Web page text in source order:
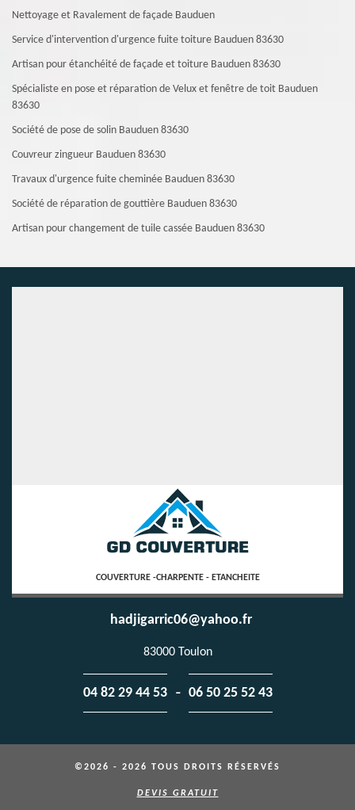
Nettoyage et Ravalement de façade Bauduen
Service d'intervention d'urgence fuite toiture Bauduen 83630
Artisan pour étanchéité de façade et toiture Bauduen 83630
Spécialiste en pose et réparation de Velux et fenêtre de toit Bauduen
83630
Société de pose de solin Bauduen 83630
Couvreur zingueur Bauduen 83630
Travaux d'urgence fuite cheminée Bauduen 83630
Société de réparation de gouttière Bauduen 83630
Artisan pour changement de tuile cassée Bauduen 83630
COUVERTURE -CHARPENTE - ETANCHEITE
hadjigarric06@yahoo.fr
83000 Toulon
04 82 29 44 53 - 06 50 25 52 43
©2026 - 2026 TOUS DROITS RÉSERVÉS
DEVIS GRATUIT